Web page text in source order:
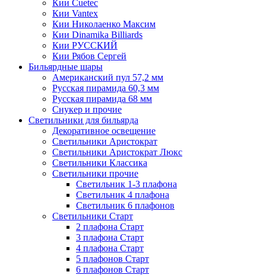
Кии Cuetec
Кии Vantex
Кии Николаенко Максим
Кии Dinamika Billiards
Кии РУССКИЙ
Кии Рябов Сергей
Бильярдные шары
Американский пул 57,2 мм
Русская пирамида 60,3 мм
Русская пирамида 68 мм
Снукер и прочие
Светильники для бильярда
Декоративное освещение
Светильники Аристократ
Светильники Аристократ Люкс
Светильники Классика
Светильники прочие
Светильник 1-3 плафона
Светильник 4 плафона
Светильник 6 плафонов
Светильники Старт
2 плафона Старт
3 плафона Старт
4 плафона Старт
5 плафонов Старт
6 плафонов Старт